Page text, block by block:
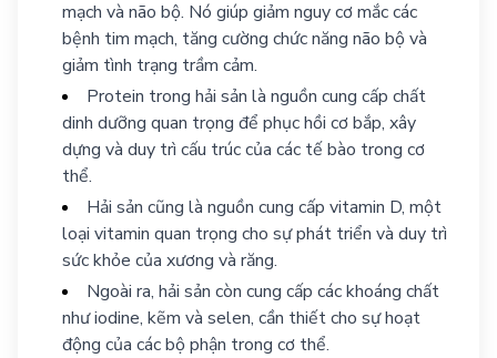
mạch và não bộ. Nó giúp giảm nguy cơ mắc các
bệnh tim mạch, tăng cường chức năng não bộ và
giảm tình trạng trầm cảm.
Protein trong hải sản là nguồn cung cấp chất
dinh dưỡng quan trọng để phục hồi cơ bắp, xây
dựng và duy trì cấu trúc của các tế bào trong cơ
thể.
Hải sản cũng là nguồn cung cấp vitamin D, một
loại vitamin quan trọng cho sự phát triển và duy trì
sức khỏe của xương và răng.
Ngoài ra, hải sản còn cung cấp các khoáng chất
như iodine, kẽm và selen, cần thiết cho sự hoạt
động của các bộ phận trong cơ thể.